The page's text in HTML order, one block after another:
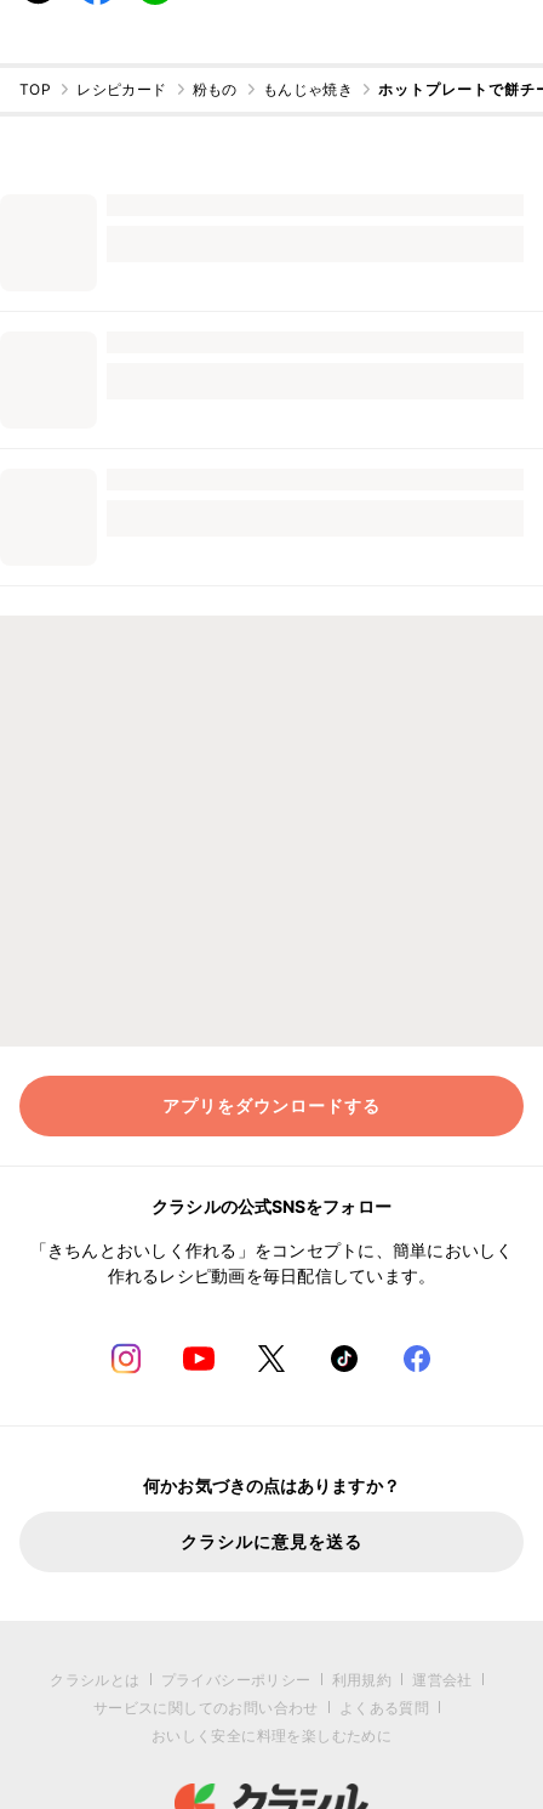
TOP レシピカード 粉もの もんじゃ焼き ホットプレートで餅チ
アプリをダウンロードする
クラシルの公式SNSをフォロー
「きちんとおいしく作れる」をコンセプトに、簡単においしく
作れるレシピ動画を毎日配信しています。
何かお気づきの点はありますか？
クラシルに意見を送る
クラシルとは プライバシーポリシー 利用規約
運営会社
サービスに関してのお問い合わせ
よくある質問
おいしく安全に料理を楽しむために